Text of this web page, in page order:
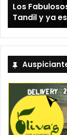
su show
entradas